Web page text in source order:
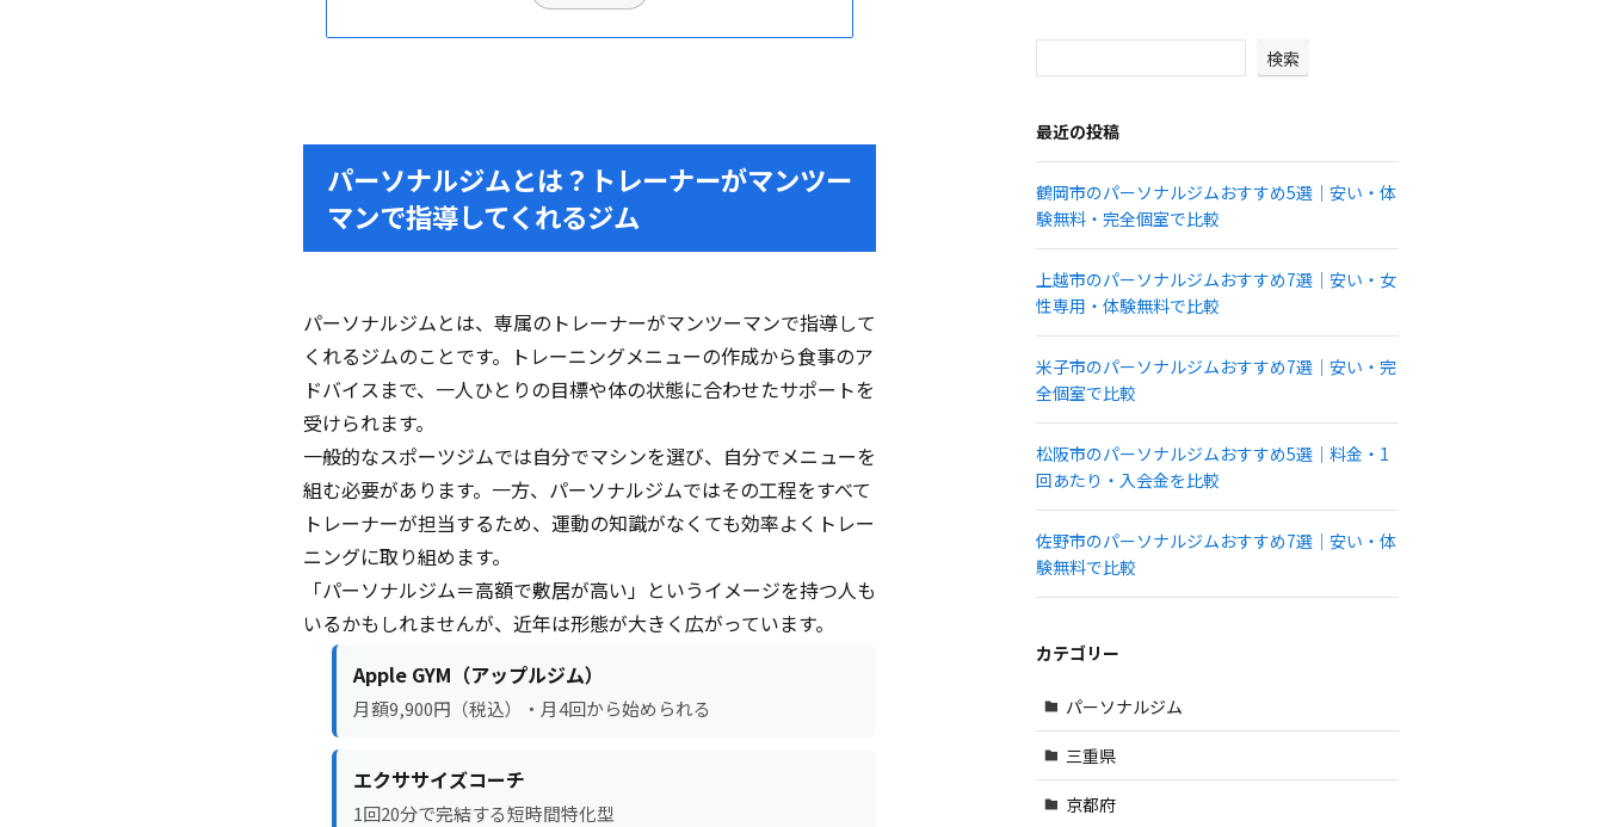
パーソナルジムとは？トレーナーがマンツー
マンで指導してくれるジム
パーソナルジムとは、専属のトレーナーがマンツーマンで指導して
くれるジムのことです。トレーニングメニューの作成から食事のア
ドバイスまで、一人ひとりの目標や体の状態に合わせたサポートを
受けられます。
一般的なスポーツジムでは自分でマシンを選び、自分でメニューを
組む必要があります。一方、パーソナルジムではその工程をすべて
トレーナーが担当するため、運動の知識がなくても効率よくトレー
ニングに取り組めます。
「パーソナルジム＝高額で敷居が高い」というイメージを持つ人も
いるかもしれませんが、近年は形態が大きく広がっています。
Apple GYM（アップルジム）
月額9,900円（税込）・月4回から始められる
エクササイズコーチ
1回20分で完結する短時間特化型
検索
最近の投稿
鶴岡市のパーソナルジムおすすめ5選｜安い・体
験無料・完全個室で比較
上越市のパーソナルジムおすすめ7選｜安い・女
性専用・体験無料で比較
米子市のパーソナルジムおすすめ7選｜安い・完
全個室で比較
松阪市のパーソナルジムおすすめ5選｜料金・1
回あたり・入会金を比較
佐野市のパーソナルジムおすすめ7選｜安い・体
験無料で比較
カテゴリー
パーソナルジム
三重県
京都府